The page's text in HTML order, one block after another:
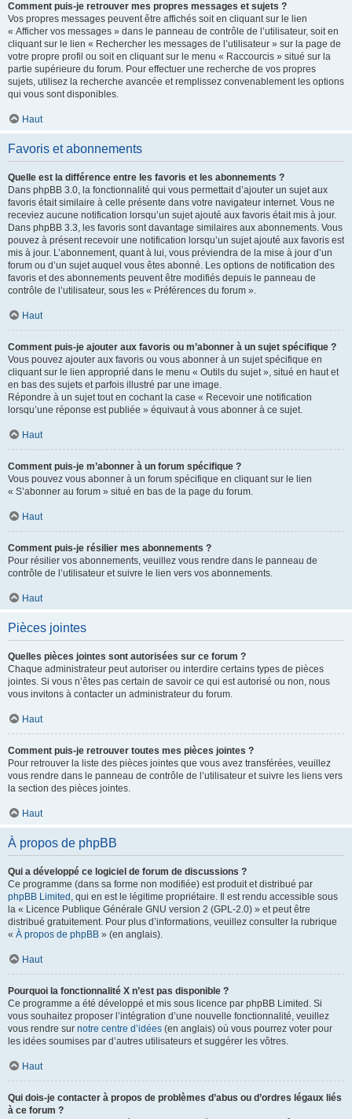
Comment puis-je retrouver mes propres messages et sujets ?
Vos propres messages peuvent être affichés soit en cliquant sur le lien
« Afficher vos messages » dans le panneau de contrôle de l’utilisateur, soit en
cliquant sur le lien « Rechercher les messages de l’utilisateur » sur la page de
votre propre profil ou soit en cliquant sur le menu « Raccourcis » situé sur la
partie supérieure du forum. Pour effectuer une recherche de vos propres
sujets, utilisez la recherche avancée et remplissez convenablement les options
qui vous sont disponibles.
Haut
Favoris et abonnements
Quelle est la différence entre les favoris et les abonnements ?
Dans phpBB 3.0, la fonctionnalité qui vous permettait d’ajouter un sujet aux
favoris était similaire à celle présente dans votre navigateur internet. Vous ne
receviez aucune notification lorsqu’un sujet ajouté aux favoris était mis à jour.
Dans phpBB 3.3, les favoris sont davantage similaires aux abonnements. Vous
pouvez à présent recevoir une notification lorsqu’un sujet ajouté aux favoris est
mis à jour. L’abonnement, quant à lui, vous préviendra de la mise à jour d’un
forum ou d’un sujet auquel vous êtes abonné. Les options de notification des
favoris et des abonnements peuvent être modifiés depuis le panneau de
contrôle de l’utilisateur, sous les « Préférences du forum ».
Haut
Comment puis-je ajouter aux favoris ou m’abonner à un sujet spécifique ?
Vous pouvez ajouter aux favoris ou vous abonner à un sujet spécifique en
cliquant sur le lien approprié dans le menu « Outils du sujet », situé en haut et
en bas des sujets et parfois illustré par une image.
Répondre à un sujet tout en cochant la case « Recevoir une notification
lorsqu’une réponse est publiée » équivaut à vous abonner à ce sujet.
Haut
Comment puis-je m’abonner à un forum spécifique ?
Vous pouvez vous abonner à un forum spécifique en cliquant sur le lien
« S’abonner au forum » situé en bas de la page du forum.
Haut
Comment puis-je résilier mes abonnements ?
Pour résilier vos abonnements, veuillez vous rendre dans le panneau de
contrôle de l’utilisateur et suivre le lien vers vos abonnements.
Haut
Pièces jointes
Quelles pièces jointes sont autorisées sur ce forum ?
Chaque administrateur peut autoriser ou interdire certains types de pièces
jointes. Si vous n’êtes pas certain de savoir ce qui est autorisé ou non, nous
vous invitons à contacter un administrateur du forum.
Haut
Comment puis-je retrouver toutes mes pièces jointes ?
Pour retrouver la liste des pièces jointes que vous avez transférées, veuillez
vous rendre dans le panneau de contrôle de l’utilisateur et suivre les liens vers
la section des pièces jointes.
Haut
À propos de phpBB
Qui a développé ce logiciel de forum de discussions ?
Ce programme (dans sa forme non modifiée) est produit et distribué par
phpBB Limited , qui en est le légitime propriétaire. Il est rendu accessible sous
la « Licence Publique Générale GNU version 2 (GPL-2.0) » et peut être
distribué gratuitement. Pour plus d’informations, veuillez consulter la rubrique
« À propos de phpBB » (en anglais).
Haut
Pourquoi la fonctionnalité X n’est pas disponible ?
Ce programme a été développé et mis sous licence par phpBB Limited. Si
vous souhaitez proposer l’intégration d’une nouvelle fonctionnalité, veuillez
vous rendre sur notre centre d’idées (en anglais) où vous pourrez voter pour
les idées soumises par d’autres utilisateurs et suggérer les vôtres.
Haut
Qui dois-je contacter à propos de problèmes d’abus ou d’ordres légaux liés
à ce forum ?